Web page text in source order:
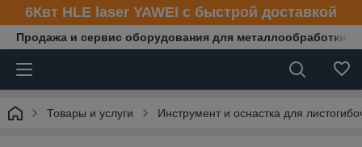
6Квт HLE laser YAWEI с быстрой доставкой
Продажа и сервис оборудования для металлообработки
Товары и услуги Инструмент и оснастка для